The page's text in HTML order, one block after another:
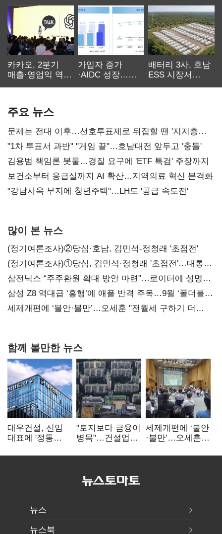
카카오, 2분기
매출·영업익 역대
가입자 증가
·AIDC 성장…
배터리 3사, 호남
ESS 시장서
주요 뉴스
문제는 전대 이후…선호투표제로 뒤집힐 땐 '지지층
불복'
"1차 투표서 과반" "게임 끝"…호남대전 앞두고 '충돌'
김용범 책임론 봇물…경질 요구에 'ETF 특검' 주장까지
보건소부터 응급실까지 AI 확산…지역의료 혁신 본격화
"강남사옥 부지에 청년주택"…LH도 '공급 속도전'
많이 본 뉴스
(정기여론조사)②당심·호남, 김민석-정청래 '초접전'
(정기여론조사)①당심, 김민석·정청래 '초접전'…대통령
지지도 '50% 아래로'(종합)
삼전닉스 “주주환원 확대 방안 마련”…로이터에 성명
보내
삼성 Z8 역대급 ‘흥행’에 애플 반격 주목…9월 ‘폴더블
대전’
세제개편에 ‘불안·불만’…오세훈 "전월세 구하기 더
함께 볼만한 뉴스
대우건설, 신임
대표에 '정통
부사장 내정
"토지보다 금융이
병목"…건설업계,
해소 목소리
세제개편에 ‘불안
·불만’…오세훈
더 힘들어질 것"
뉴스
뉴스북